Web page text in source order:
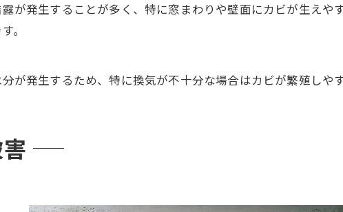
が発生することが多く、特に窓まわりや壁面にカビが生えや
。
が発生するため、特に換気が不十分な場合はカビが繁殖しや